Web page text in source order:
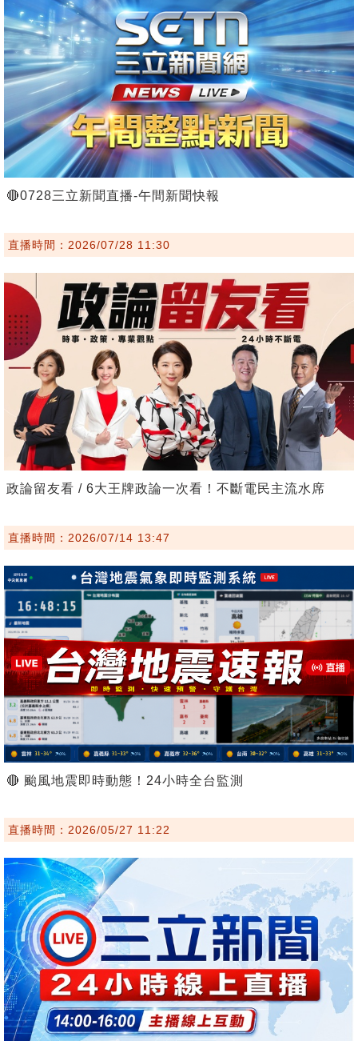
🔴0728三立新聞直播-午間新聞快報
直播時間：2026/07/28 11:30
政論留友看 / 6大王牌政論一次看！不斷電民主流水席
直播時間：2026/07/14 13:47
🔴 颱風地震即時動態！24小時全台監測
直播時間：2026/05/27 11:22